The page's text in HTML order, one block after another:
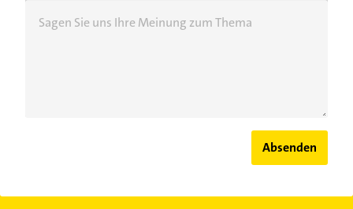
Sagen Sie uns Ihre Meinung zum Thema
Absenden